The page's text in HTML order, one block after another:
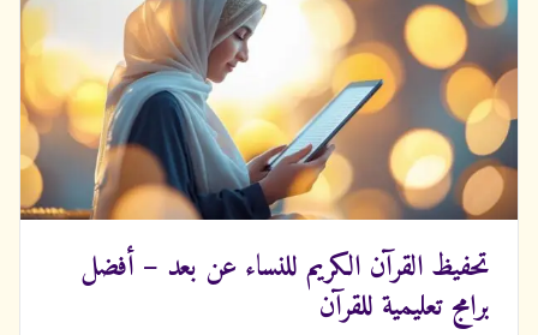
تحفيظ القرآن الكريم للنساء عن بعد – أفضل
برامج تعليمية للقرآن